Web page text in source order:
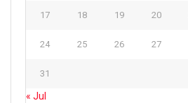
17 18 19 20
24 25 26 27
31
« Jul